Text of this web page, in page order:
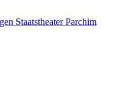
Staatstheater Parchim